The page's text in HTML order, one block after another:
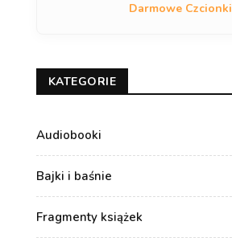
Darmowe Czcionki
KATEGORIE
Audiobooki
Bajki i baśnie
Fragmenty książek